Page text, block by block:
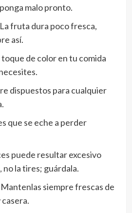
malo pronto.
fruta dura poco fresca,
así.
toque de color en tu comida
dispuestos para cualquier
que se eche a perder
puede resultar excesivo
la tires; guárdala.
Mantenlas siempre frescas de